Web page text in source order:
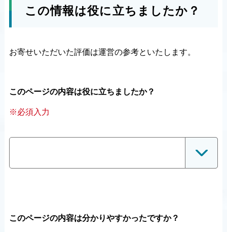
この情報は役に立ちましたか？
お寄せいただいた評価は運営の参考といたします。
このページの内容は役に立ちましたか？
※必須入力
このページの内容は分かりやすかったですか？